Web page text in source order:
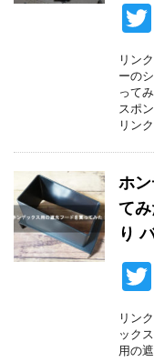
リン
ーの
って
スポ
リン
ホ
て
り
リン
ック
用の